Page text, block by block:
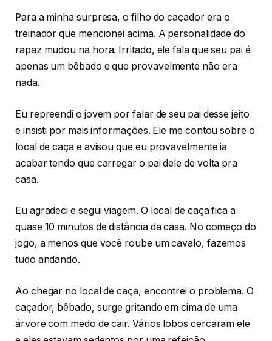
Para a minha surpresa, o filho do caçador era o
treinador que mencionei acima. A personalidade do
rapaz mudou na hora. Irritado, ele fala que seu pai é
apenas um bêbado e que provavelmente não era
nada.
Eu repreendi o jovem por falar de seu pai desse jeito
e insisti por mais informações. Ele me contou sobre o
local de caça e avisou que eu provavelmente ia
acabar tendo que carregar o pai dele de volta pra
casa.
Eu agradeci e segui viagem. O local de caça fica a
quase 10 minutos de distância da casa. No começo do
jogo, a menos que você roube um cavalo, fazemos
tudo andando.
Ao chegar no local de caça, encontrei o problema. O
caçador, bêbado, surge gritando em cima de uma
árvore com medo de cair. Vários lobos cercaram ele